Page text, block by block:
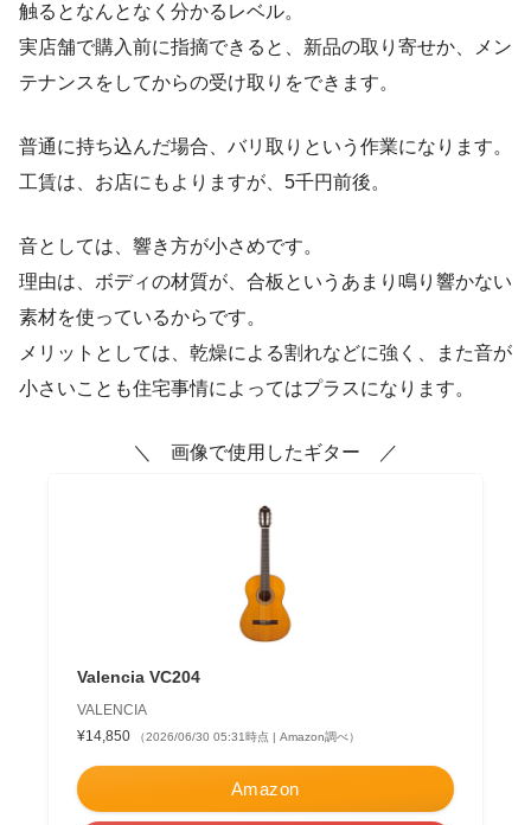
触るとなんとなく分かるレベル。
実店舗で購入前に指摘できると、新品の取り寄せか、メン
テナンスをしてからの受け取りをできます。
普通に持ち込んだ場合、バリ取りという作業になります。
工賃は、お店にもよりますが、5千円前後。
音としては、響き方が小さめです。
理由は、ボディの材質が、合板というあまり鳴り響かない
素材を使っているからです。
メリットとしては、乾燥による割れなどに強く、また音が
小さいことも住宅事情によってはプラスになります。
＼ 画像で使用したギター ／
Valencia VC204
VALENCIA
¥14,850
（2026/06/30 05:31時点 | Amazon調べ）
Amazon